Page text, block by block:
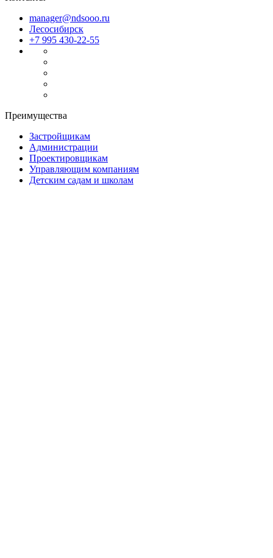
manager@ndsooo.ru
Лесосибирск
+7 995 430-22-55
Преимущества
Застройщикам
Администрации
Проектировщикам
Управляющим компаниям
Детским садам и школам